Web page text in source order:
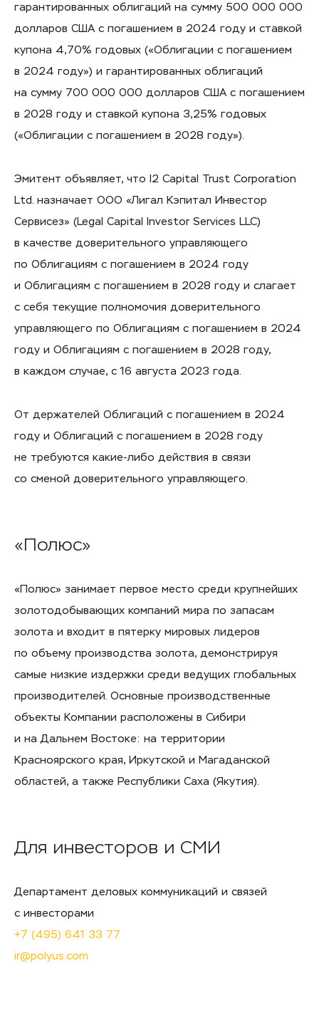
гарантированных облигаций на сумму 500 000 000
долларов США с погашением в 2024 году и ставкой
купона 4,70% годовых («Облигации с погашением
в 2024 году») и гарантированных облигаций
на сумму 700 000 000 долларов США с погашением
в 2028 году и ставкой купона 3,25% годовых
(«Облигации с погашением в 2028 году»).
Эмитент объявляет, что I2 Capital Trust Corporation
Ltd. назначает ООО «Лигал Кэпитал Инвестор
Сервисез» (Legal Capital Investor Services LLC)
в качестве доверительного управляющего
по Облигациям с погашением в 2024 году
и Облигациям с погашением в 2028 году и слагает
с себя текущие полномочия доверительного
управляющего по Облигациям с погашением в 2024
году и Облигациям с погашением в 2028 году,
в каждом случае, с 16 августа 2023 года.
От держателей Облигаций с погашением в 2024
году и Облигаций с погашением в 2028 году
не требуются какие-либо действия в связи
со сменой доверительного управляющего.
«Полюс»
«Полюс» занимает первое место среди крупнейших
золотодобывающих компаний мира по запасам
золота и входит в пятерку мировых лидеров
по объему производства золота, демонстрируя
самые низкие издержки среди ведущих глобальных
производителей. Основные производственные
объекты Компании расположены в Сибири
и на Дальнем Востоке: на территории
Красноярского края, Иркутской и Магаданской
областей, а также Республики Саха (Якутия).
Для инвесторов и СМИ
Департамент деловых коммуникаций и связей
с инвесторами
+7 (495) 641 33 77
ir@polyus.com